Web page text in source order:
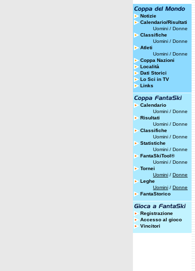
Notizie
Calendario/Risultati
Uomini / Donne
Classifiche
Uomini / Donne
Atleti
Uomini / Donne
Coppa Nazioni
Località
Dati Storici
Lo Sci in TV
Links
Calendario
Uomini / Donne
Risultati
Uomini / Donne
Classifiche
Uomini / Donne
Statistiche
Uomini / Donne
FantaSkiTool®
Uomini / Donne
Tornei
Uomini / Donne
Leghe
Uomini / Donne
FantaStorico
Registrazione
Accesso al gioco
Vincitori